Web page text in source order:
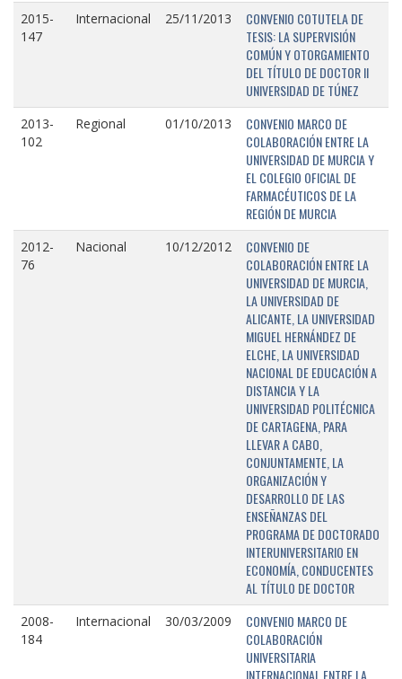
2015-
147
Internacional 25/11/2013
CONVENIO COTUTELA DE
TESIS: LA SUPERVISIÓN
COMÚN Y OTORGAMIENTO
DEL TÍTULO DE DOCTOR II
UNIVERSIDAD DE TÚNEZ
2013-
102
Regional 01/10/2013
CONVENIO MARCO DE
COLABORACIÓN ENTRE LA
UNIVERSIDAD DE MURCIA Y
EL COLEGIO OFICIAL DE
FARMACÉUTICOS DE LA
REGIÓN DE MURCIA
2012-
76
Nacional 10/12/2012
CONVENIO DE
COLABORACIÓN ENTRE LA
UNIVERSIDAD DE MURCIA,
LA UNIVERSIDAD DE
ALICANTE, LA UNIVERSIDAD
MIGUEL HERNÁNDEZ DE
ELCHE, LA UNIVERSIDAD
NACIONAL DE EDUCACIÓN A
DISTANCIA Y LA
UNIVERSIDAD POLITÉCNICA
DE CARTAGENA, PARA
LLEVAR A CABO,
CONJUNTAMENTE, LA
ORGANIZACIÓN Y
DESARROLLO DE LAS
ENSEÑANZAS DEL
PROGRAMA DE DOCTORADO
INTERUNIVERSITARIO EN
ECONOMÍA, CONDUCENTES
AL TÍTULO DE DOCTOR
2008-
184
Internacional 30/03/2009
CONVENIO MARCO DE
COLABORACIÓN
UNIVERSITARIA
INTERNACIONAL ENTRE LA